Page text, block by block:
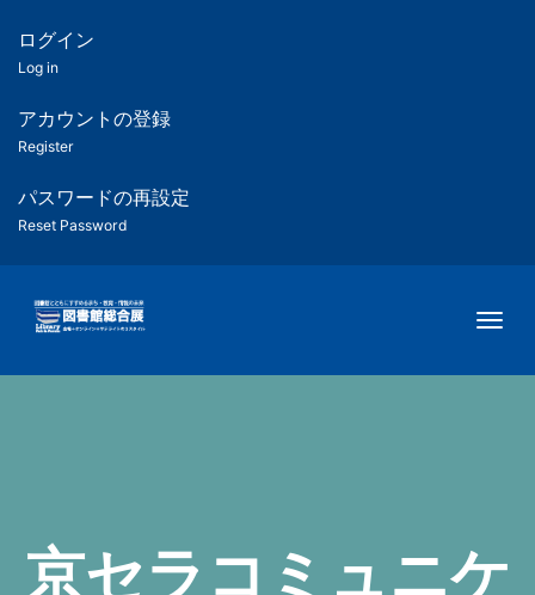
ツ
匿
名
ユ
ー
ー
用
メ
ー
ログイン
Log in
アカウントの登録
Register
パスワードの再設定
Reset Password
京セラコミュニケ